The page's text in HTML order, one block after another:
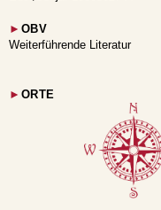
► OBV
Weiterführende Literatur
► ORTE